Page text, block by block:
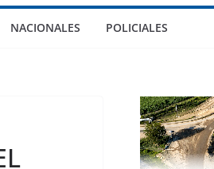
NACIONALES POLICIALES